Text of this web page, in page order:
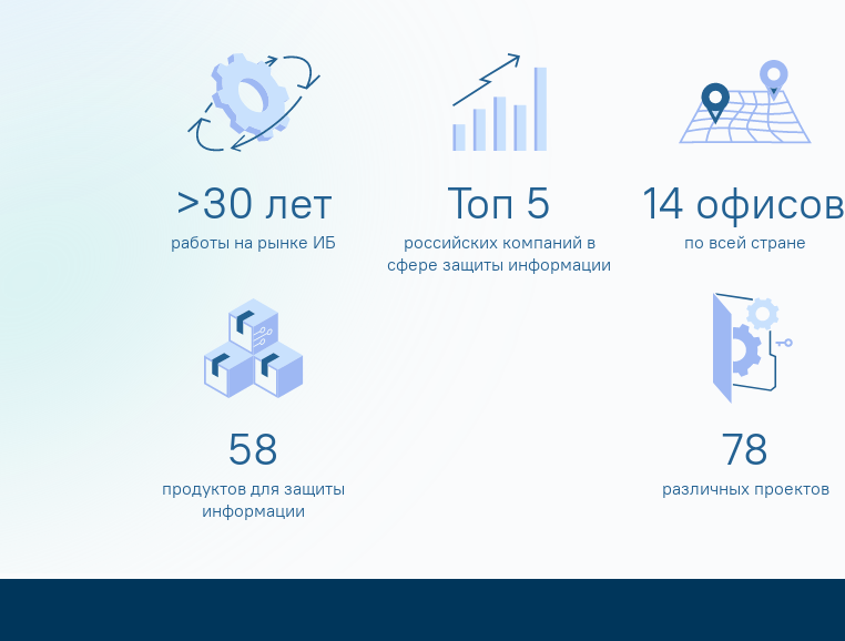
>30 лет
работы на рынке ИБ
Топ 5
российских компаний в
сфере защиты информации
14 офисов
по всей стране
60
продуктов для защиты
информации
80
различных проектов